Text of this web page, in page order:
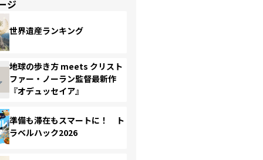
ジ
世界遺産ランキング
地球の歩き方 meets クリスト
ファー・ノーラン監督最新作
『オデュッセイア』
準備も滞在もスマートに！ ト
ラベルハック2026